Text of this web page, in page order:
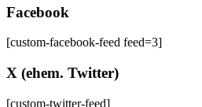
Facebook
[custom-facebook-feed feed=3]
X (ehem. Twitter)
[custom-twitter-feed]